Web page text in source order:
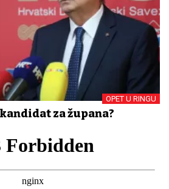
OPET U RINGU
za župana?